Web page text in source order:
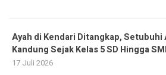
Ayah di Kendari Ditangkap, Setubuhi
Kandung Sejak Kelas 5 SD Hingga
17 Juli 2026